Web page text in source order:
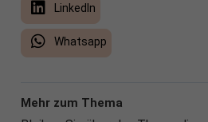
LinkedIn
Whatsapp
Mehr zum Thema